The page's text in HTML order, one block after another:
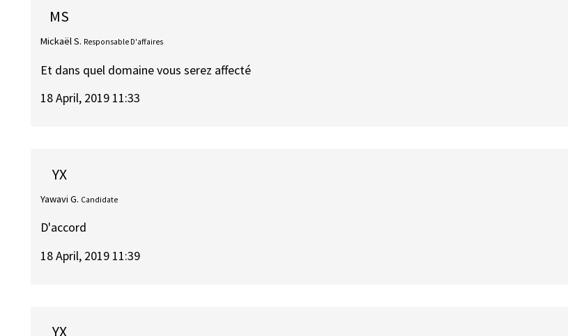
MS
Mickaël S. Responsable D'affaires
Et dans quel domaine vous serez affecté
18 April, 2019 11:33
YX
Yawavi G. Candidate
D'accord
18 April, 2019 11:39
YX